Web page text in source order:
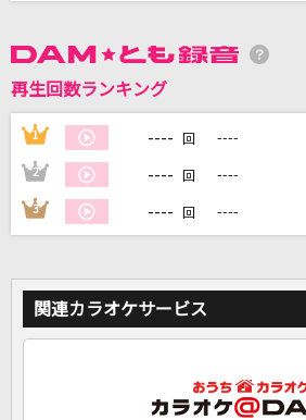
DAMに会員登録・ログイン
カラオケをもっと楽しも
家族や友達と一緒に！練習
再生回数ランキング
1 ---- 回 ----
2 ---- 回 ----
3 ---- 回 ----
関連カラオケサービス